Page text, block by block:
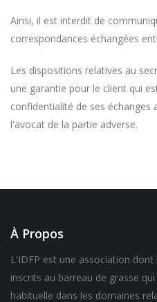
Ainsi, il est interdit de
correspondances échangées
Les dispositions relatives au
une garantie pour le client qui
confidentialité de ses échanges
l'avocat de la partie adverse.
À Propos
L'IDFP est une association
inscrits au barreau de grasse
habituelle dans les domaines